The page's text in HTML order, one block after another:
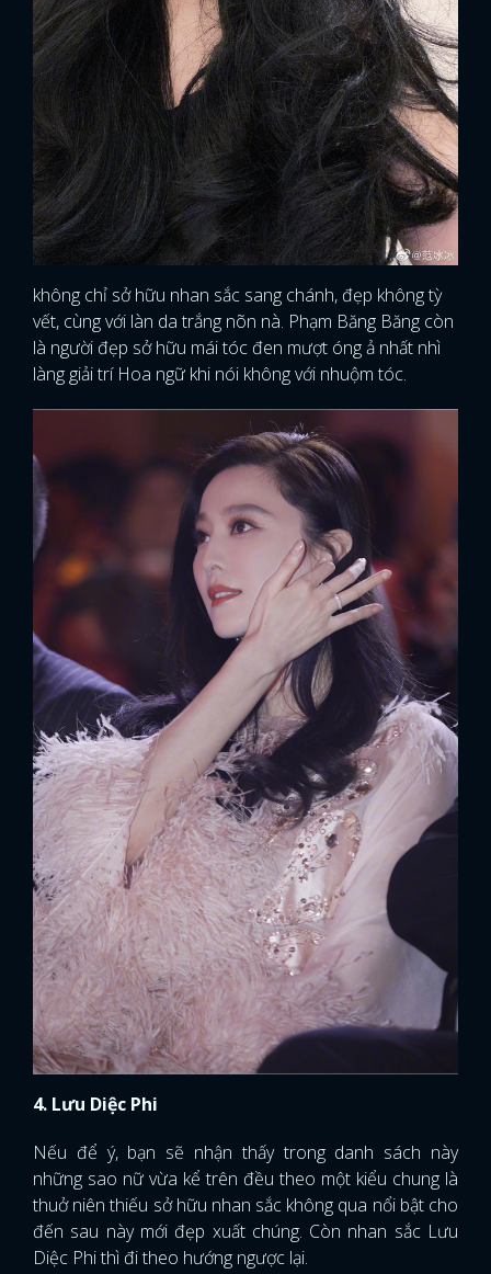
không chỉ sở hữu nhan sắc sang chánh, đẹp không tỳ
vết, cùng với làn da trắng nõn nà. Phạm Băng Băng còn
là người đẹp sở hữu mái tóc đen mượt óng ả nhất nhì
làng giải trí Hoa ngữ khi nói không với nhuộm tóc.
4. Lưu Diệc Phi
Nếu để ý, bạn sẽ nhận thấy trong danh sách này
những sao nữ vừa kể trên đều theo một kiểu chung là
thuở niên thiếu sở hữu nhan sắc không qua nổi bật cho
đến sau này mới đẹp xuất chúng. Còn nhan sắc Lưu
Diệc Phi thì đi theo hướng ngược lại.